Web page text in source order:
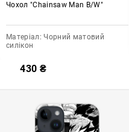
Чохол "Chainsaw Man B/W"
Матеріал: Чорний матовий
силікон
430 ₴